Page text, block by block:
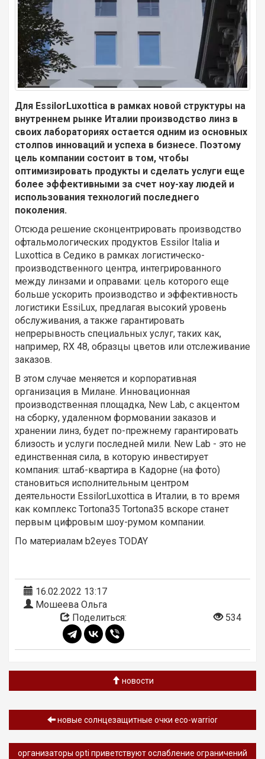
Для EssilorLuxottica в рамках новой структуры на
внутреннем рынке Италии производство линз в
своих лабораториях остается одним из основных
столпов инноваций и успеха в бизнесе. Поэтому
цель компании состоит в том, чтобы
оптимизировать продукты и сделать услуги еще
более эффективными за счет ноу-хау людей и
использования технологий последнего
поколения.
Отсюда решение сконцентрировать производство
офтальмологических продуктов Essilor Italia и
Luxottica в Седико в рамках логистическо-
производственного центра, интегрированного
между линзами и оправами: цель которого еще
больше ускорить производство и эффективность
логистики EssiLux, предлагая высокий уровень
обслуживания, а также гарантировать
непрерывность специальных услуг, таких как,
например, RX 48, образцы цветов или отслеживание
заказов.
В этом случае меняется и корпоративная
организация в Милане. Инновационная
производственная площадка, New Lab, с акцентом
на сборку, удаленном формовании заказов и
хранении линз, будет по-прежнему гарантировать
близость и услуги последней мили. New Lab - это не
единственная сила, в которую инвестирует
компания: штаб-квартира в Кадорне (на фото)
становиться исполнительным центром
деятельности EssilorLuxottica в Италии, в то время
как комплекс Tortona35 Tortona35 вскоре станет
первым цифровым шоу-румом компании.
По материалам b2eyes TODAY
16.02.2022 13:17
Мошеева Ольга
Поделиться:
534
новости
новые солнцезащитные очки eco-warrior
организаторы opti приветствуют ослабление ограничений